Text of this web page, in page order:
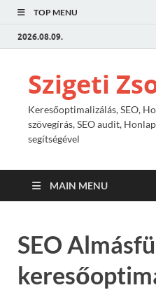
TOP MENU
2026.08.09.
Szigeti
Keresőoptimalizálás, SEO,
szövegírás, SEO audit,
segítségével
MAIN MENU
SEO